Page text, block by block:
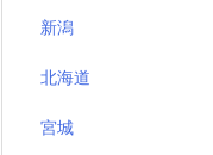
新潟
北海道
宮城